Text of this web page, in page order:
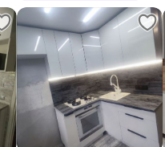
КУХОННЫЙ ГАРНИТУР.